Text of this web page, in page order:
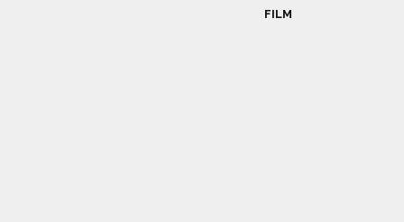
FILM